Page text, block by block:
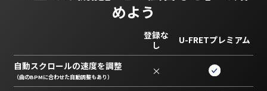
めよう
登録な
し
U-FRETプレミアム
自動スクロールの速度を調整
（曲のBPMに合わせた自動調整もあり） ×